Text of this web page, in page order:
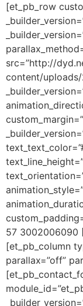
[et_pb_row
src=”http://
content/
57 3002006090
[et_pb_column
parallax=”off”